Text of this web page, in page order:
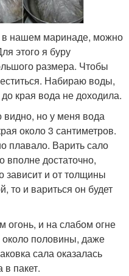
в нашем маринаде, можно
этого я буру
размера. Чтобы
Набираю воды,
края вода не доходила.
но у меня вода
около 3 сантиметров.
плавало. Варить сало
вполне достаточно,
зависит и от толщины
то и вариться он будет
огонь, и на слабом огне
половины, даже
сала оказалась
в пакет.